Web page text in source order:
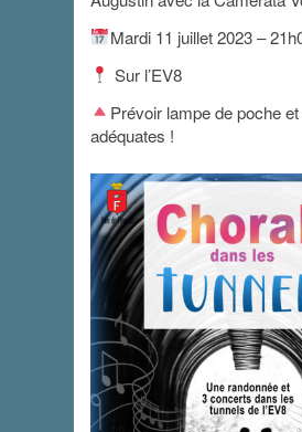
Mardi 11 juillet 2023 –
Sur l’EV8
Prévoir lampe de poche
adéquates !